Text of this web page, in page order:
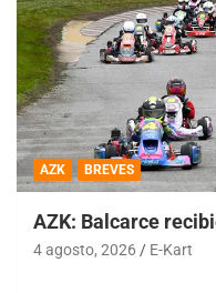
AZK BREVES
AZK: Balcarce
4 agosto, 2026 E-Kart